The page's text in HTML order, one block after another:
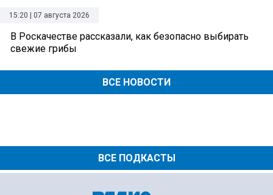
ВСЕ ПОДКАСТЫ
15:20 | 07 августа 2026
В Роскачестве рассказали, как безопасно выбирать
свежие грибы
ВСЕ НОВОСТИ